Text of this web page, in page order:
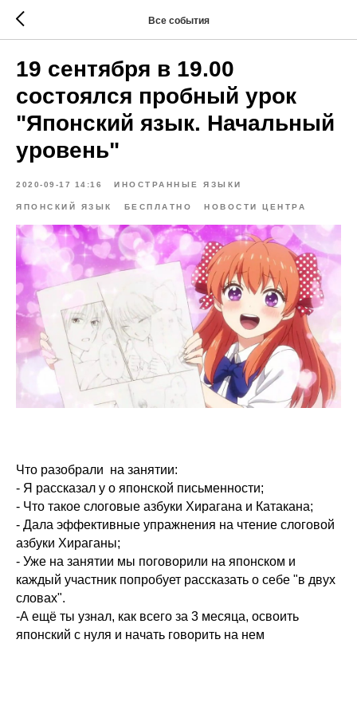
Все события
19 сентября в 19.00
состоялся пробный урок
"Японский язык. Начальный
уровень"
2020-09-17 14:16 ИНОСТРАННЫЕ ЯЗЫКИ
ЯПОНСКИЙ ЯЗЫК БЕСПЛАТНО НОВОСТИ ЦЕНТРА
Что разобрали на занятии:
- Я рассказал у о японской письменности;
- Что такое слоговые азбуки Хирагана и Катакана;
- Дала эффективные упражнения на чтение слоговой
азбуки Хираганы;
- Уже на занятии мы поговорили на японском и
каждый участник попробует рассказать о себе "в двух
словах".
-А ещё ты узнал, как всего за 3 месяца, освоить
японский с нуля и начать говорить на нем